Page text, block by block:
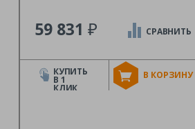
59 831 ₽
В КОРЗИНУ
СРАВНИТЬ
КУПИТЬ
В 1
КЛИК